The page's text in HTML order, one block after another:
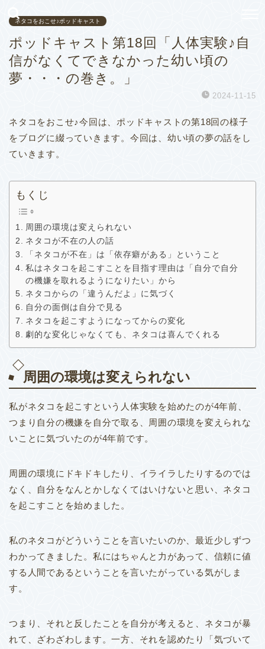
ネタコをおこせ♪ポッドキャスト
ポッドキャスト第18回「人体実験♪自
信がなくてできなかった幼い頃の
夢・・・の巻き。」
2024-11-15
ネタコをおこせ♪今回は、ポッドキャストの第18回の様子
をブログに綴っていきます。 今回は、幼い頃の夢の話をし
ていきます。
もくじ
周囲の環境は変えられない
ネタコが不在の人の話
「ネタコが不在」は「依存癖がある」ということ
私はネタコを起こすことを目指す理由は「自分で自分
の機嫌を取れるようになりたい」から
ネタコからの「違うんだよ」に気づく
自分の面倒は自分で見る
ネタコを起こすようになってからの変化
劇的な変化じゃなくても、ネタコは喜んでくれる
周囲の環境は変えられない
私がネタコを起こすという人体実験を始めたのが4年前、
つまり自分の機嫌を自分で取る、周囲の環境を変えられな
いことに気づいたのが4年前です。
周囲の環境にドキドキしたり、イライラしたりするのでは
なく、自分をなんとかしなくてはいけないと思い、ネタコ
を起こすことを始めました。
私のネタコがどういうことを言いたいのか、最近少しずつ
わかってきました。私にはちゃんと力があって、信頼に値
する人間であるということを言いたがっている気がしま
す。
つまり、それと反したことを自分が考えると、ネタコが暴
れて、ざわざわします。一方、それを認めたり「気づいて